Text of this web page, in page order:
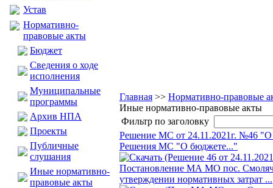
Устав
Нормативно-
правовые акты
Бюджет
Сведения о ходе
исполнения
Муниципальные
программы
Архив НПА
Проекты
Публичные
слушания
Иные нормативно-
правовые акты
Главная >> Нормативно-правовые
Иные нормативно-правовые акты
Фильтр по заголовку
Решение МС от 24.11.2021г. №46 "О
Решения МС "О бюджете..."
Постановление МА МО пос.
утверждении нормативных затрат ...